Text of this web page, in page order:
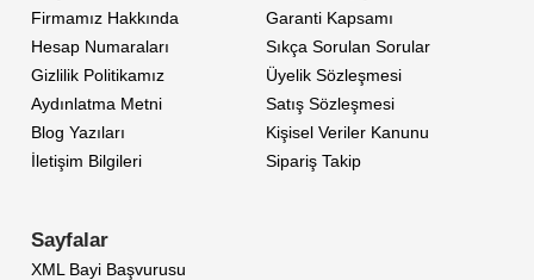
Firmamız Hakkında
Hesap Numaraları
Gizlilik Politikamız
Aydınlatma Metni
Blog Yazıları
İletişim Bilgileri
Garanti Kapsamı
Sıkça Sorulan Sorular
Üyelik Sözleşmesi
Satış Sözleşmesi
Kişisel Veriler Kanunu
Sipariş Takip
Sayfalar
XML Bayi Başvurusu